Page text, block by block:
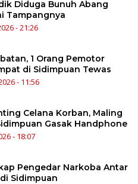
Diduga Bunuh Abang
Tampangnya
- 21:26
1 Orang Pemotor
di Sidimpuan Tewas
- 11:56
Celana Korban, Maling
Gasak Handphone
- 18:07
Pengedar Narkoba Antar
Sidimpuan